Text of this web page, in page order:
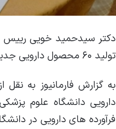
دکتر سیدحمید خویی رییس
تولید ۶۰ محصول دارویی جدید با فناوری بالا خبر داد.
به گزارش فارمانیوز به
فرآورده های دارویی در